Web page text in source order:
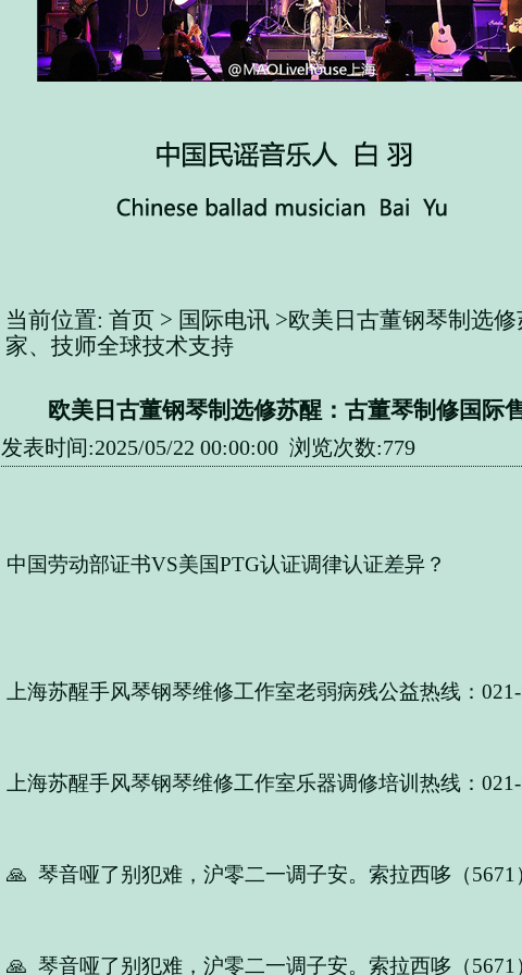
当前位置: 首页 > 国际电讯 >欧美日古董钢琴制选
家、技师全球技术支持
欧美日古董钢琴制选修苏醒：古董琴制修国
发表时间:2025/05/22 00:00:00 浏览次数:779
中国劳动部证书VS美国PTG认证调律认证差异？
上海苏醒手风琴钢琴维修工作室老弱病残公益热线：
上海苏醒手风琴钢琴维修工作室乐器调修培训热线：
🙏 琴音哑了别犯难，沪零二一调子安。索拉西哆（5671
🙏 琴音哑了别犯难，沪零二一调子安。索拉西哆（5671